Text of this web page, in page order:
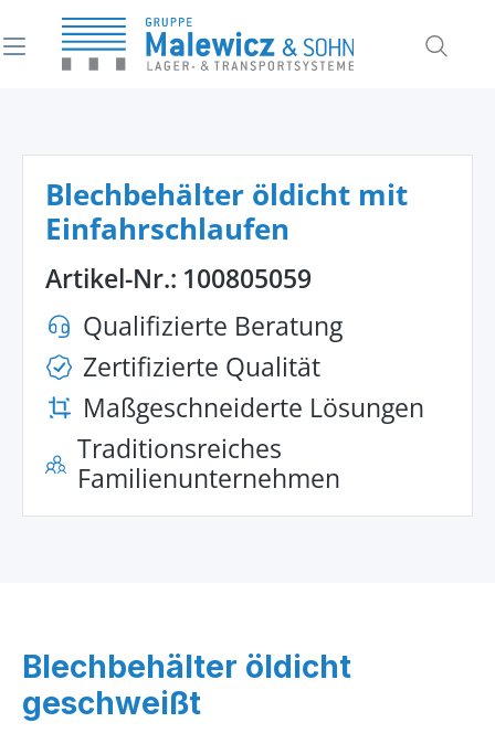
springen
Blechbehälter öldicht mit
Einfahrschlaufen
Artikel-Nr.: 100805059
Qualifizierte Beratung
Zertifizierte Qualität
Maßgeschneiderte Lösungen
Traditionsreiches
Familienunternehmen
Blechbehälter öldicht
geschweißt